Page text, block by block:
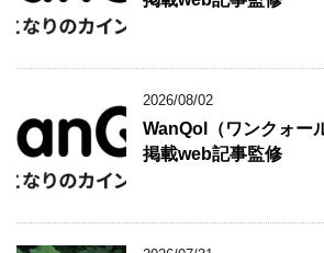
2026/08/02
WanQol（ワンクォー
掲載web記事監修